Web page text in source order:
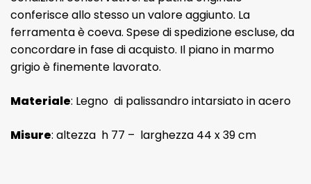
conferisce allo stesso un valore aggiunto. La
ferramenta è coeva. Spese di spedizione escluse, da
concordare in fase di acquisto. Il piano in marmo
grigio è finemente lavorato.
Materiale: Legno di palissandro intarsiato in acero
Misure: altezza h 77 – larghezza 44 x 39 cm